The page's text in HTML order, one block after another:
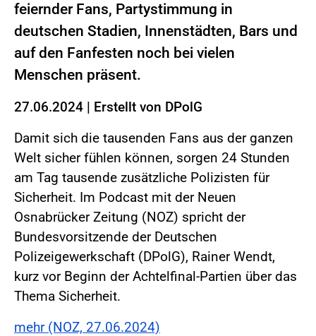
feiernder Fans, Partystimmung in
deutschen Stadien, Innenstädten, Bars und
auf den Fanfesten noch bei vielen
Menschen präsent.
27.06.2024 | Erstellt von DPolG
Damit sich die tausenden Fans aus der ganzen
Welt sicher fühlen können, sorgen 24 Stunden
am Tag tausende zusätzliche Polizisten für
Sicherheit. Im Podcast mit der Neuen
Osnabrücker Zeitung (NOZ) spricht der
Bundesvorsitzende der Deutschen
Polizeigewerkschaft (DPolG), Rainer Wendt,
kurz vor Beginn der Achtelfinal-Partien über das
Thema Sicherheit.
mehr (NOZ, 27.06.2024)